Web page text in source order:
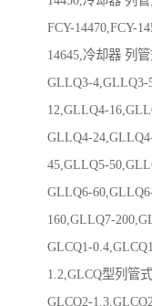
FCY-14470,FCY-
14645,冷却器 列
GLLQ3-
12,GLLQ4-
GLLQ4-
45,GLLQ5-
GLLQ6-
160,GLLQ7-
GLCQ1-
1.2,GLCQ型列管
GLCQ2-